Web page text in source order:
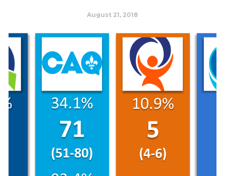
August 21, 2018